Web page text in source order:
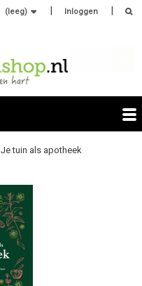
Inloggen
(leeg)
Je tuin als apotheek